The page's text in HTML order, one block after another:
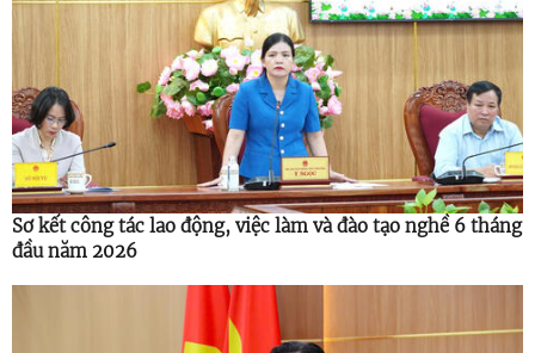
Sơ kết công tác lao động, việc làm và đào tạo nghề 6 tháng
đầu năm 2026